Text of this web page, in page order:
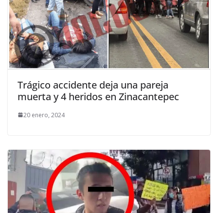
Trágico accidente deja una pareja
muerta y 4 heridos en Zinacantepec
20 enero, 2024